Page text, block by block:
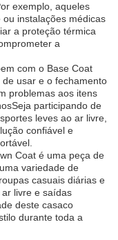
exemplo, aqueles
instalações médicas
a proteção térmica
a
com o Base Coat
usar e o fechamento
problemas aos itens
participando de
leves ao ar livre,
confiável e
Coat é uma peça de
variedade de
casuais diárias e
livre e saídas
deste casaco
durante toda a